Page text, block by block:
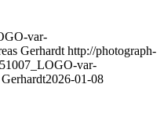
var-
Gerhardt http://photograph-
var-
2026-01-08